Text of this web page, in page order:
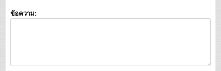
ข้อความ: